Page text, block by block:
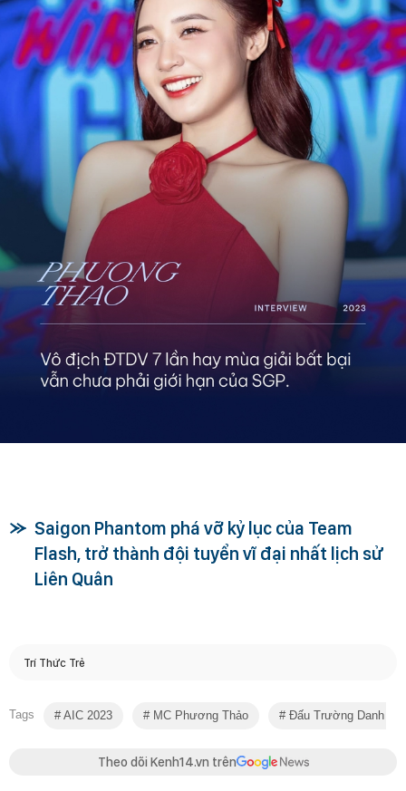
Saigon Phantom phá vỡ kỷ lục của Team
Flash, trở thành đội tuyển vĩ đại nhất lịch sử
Liên Quân
Trí Thức Trẻ
Tags AIC 2023 MC Phương Thảo Đấu Trường Danh
Theo dõi Kenh14.vn trên